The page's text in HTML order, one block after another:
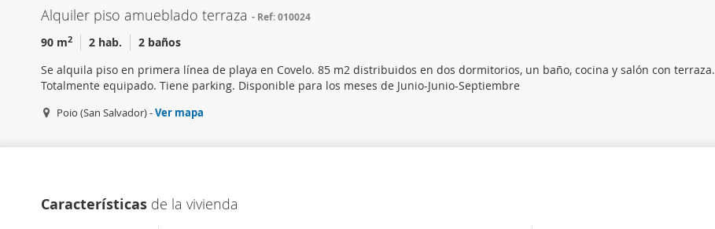
e
i
m
n
Alquiler piso amueblado terraza Ref: 010024
90 m2 2 hab.
2 baños
Se alquila piso en primera línea de playa en Covelo. 85 m2 distribuidos en dos dormitorios, un baño, cocina y salón con terraza.
Totalmente equipado. Tiene parking. Disponible para los meses de Junio-Junio-Septiembre
Poio (San Salvador) -Ver mapa
Características de la vivienda